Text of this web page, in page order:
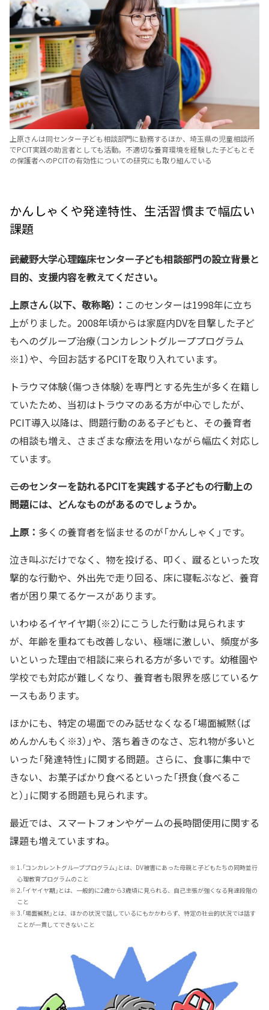
上原さんは同センター子ども相談部門に勤務するほか、埼玉県の児童相談所
でPCIT実践の助言者としても活動。不適切な養育環境を経験した子どもとそ
の保護者へのPCITの有効性についての研究にも取り組んでいる
かんしゃくや発達特性、生活習慣まで幅広い
課題
――武蔵野大学心理臨床センター子ども相談部門の設立背景と
目的、支援内容を教えてください。
上原さん（以下、敬称略）： このセンターは1998年に立ち
上がりました。2008年頃からは家庭内DVを目撃した子ど
もへのグループ治療（コンカレントグループプログラム
※1）や、今回お話するPCITを取り入れています。
トラウマ体験（傷つき体験）を専門とする先生が多く在籍し
ていたため、当初はトラウマのある方が中心でしたが、
PCIT導入以降は、問題行動のある子どもと、その養育者
の相談も増え、さまざまな療法を用いながら幅広く対応し
ています。
――このセンターを訪れるPCITを実践する子どもの行動上の
問題には、どんなものがあるのでしょうか。
上原： 多くの養育者を悩ませるのが「かんしゃく」です。
泣き叫ぶだけでなく、物を投げる、叩く、蹴るといった攻
撃的な行動や、外出先で走り回る、床に寝転ぶなど、養育
者が困り果てるケースがあります。
いわゆるイヤイヤ期（※2）にこうした行動は見られます
が、年齢を重ねても改善しない、極端に激しい、頻度が多
いといった理由で相談に来られる方が多いです。幼稚園や
学校でも対応が難しくなり、養育者も限界を感じているケ
ースもあります。
ほかにも、特定の場面でのみ話せなくなる「場面緘黙（ば
めんかんもく※3）」や、落ち着きのなさ、忘れ物が多いと
いった「発達特性」に関する問題。さらに、食事に集中で
きない、お菓子ばかり食べるといった「摂食（食べるこ
と）」に関する問題も見られます。
最近では、スマートフォンやゲームの長時間使用に関する
課題も増えていますね。
※ 1.「コンカレントグループプログラム」とは、DV被害にあった母親と子どもたちの同時並行
心理教育プログラムのこと
※ 2.「イヤイヤ期」とは、一般的に2歳から3歳頃に見られる、自己主張が強くなる発達段階の
こと
※ 3.「場面緘黙」とは、ほかの状況で話しているにもかかわらず、特定の社会的状況では話す
ことが一貫してできないこと